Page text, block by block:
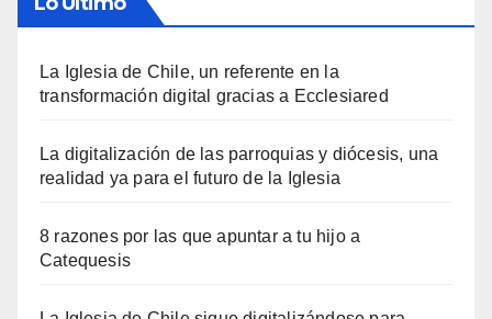
La Iglesia de Chile, un referente en la
transformación digital gracias a Ecclesiared
La digitalización de las parroquias y diócesis, una
realidad ya para el futuro de la Iglesia
8 razones por las que apuntar a tu hijo a
Catequesis